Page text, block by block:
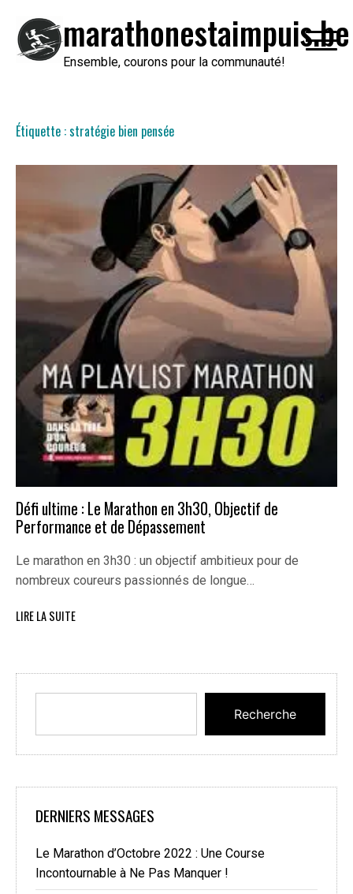
contenu
marathonestaimpuis.be
Ensemble, courons pour la communauté!
Étiquette :stratégie bien pensée
Défi ultime : Le Marathon en 3h30, Objectif de
Performance et de Dépassement
Le marathon en 3h30 : un objectif ambitieux pour de
nombreux coureurs passionnés de longue…
LIRE LA SUITE
Recherche
DERNIERS MESSAGES
Le Marathon d’Octobre 2022 : Une Course
Incontournable à Ne Pas Manquer !